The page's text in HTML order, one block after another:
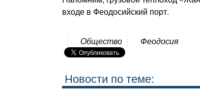
входе в Феодосийский порт.
Общество Феодосия
Новости по теме: